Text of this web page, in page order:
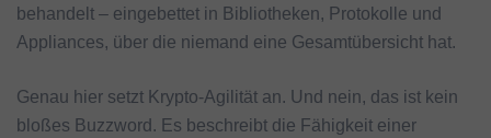
behandelt – eingebettet in Bibliotheken, Protokolle und
Appliances, über die niemand eine Gesamtübersicht hat.
Genau hier setzt Krypto-Agilität an. Und nein, das ist kein
bloßes Buzzword. Es beschreibt die Fähigkeit einer